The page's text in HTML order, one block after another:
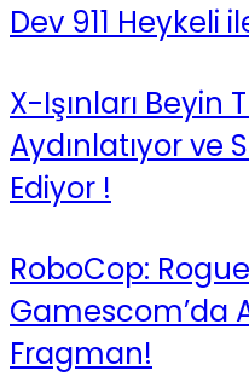
Dev 911 Heykeli
X-Işınları Beyin
Aydınlatıyor ve
Ediyor !
RoboCop:
Gamescom’da
Fragman!